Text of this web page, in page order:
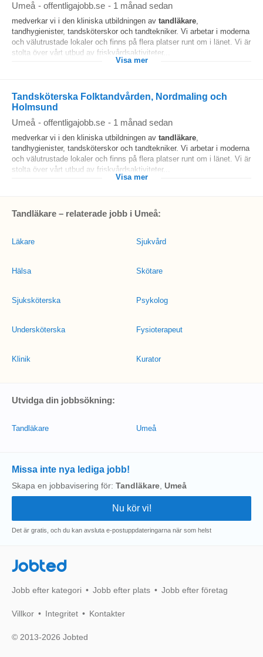
Umeå - offentligajobb.se - 1 månad sedan
medverkar vi i den kliniska utbildningen av tandläkare,
tandhygienister, tandsköterskor och tandtekniker. Vi arbetar i moderna
och välutrustade lokaler och finns på flera platser runt om i länet. Vi är
stolta över vårt utbud av friskvårdsaktiviteter...
Visa mer
Tandsköterska Folktandvården, Nordmaling och
Holmsund
Umeå - offentligajobb.se - 1 månad sedan
medverkar vi i den kliniska utbildningen av tandläkare,
tandhygienister, tandsköterskor och tandtekniker. Vi arbetar i moderna
och välutrustade lokaler och finns på flera platser runt om i länet. Vi är
stolta över vårt utbud av friskvårdsaktiviteter...
Visa mer
Tandläkare – relaterade jobb i Umeå:
Läkare
Hälsa
Sjuksköterska
Undersköterska
Klinik
Sjukvård
Skötare
Psykolog
Fysioterapeut
Kurator
Utvidga din jobbsökning:
Tandläkare Umeå
Missa inte nya lediga jobb!
Skapa en jobbavisering för: Tandläkare Umeå
Det är gratis, och du kan avsluta e-postuppdateringarna när som helst
Jobted
Jobb efter kategori Jobb efter plats Jobb efter företag
Villkor Integritet Kontakter
© 2013-2026 Jobted